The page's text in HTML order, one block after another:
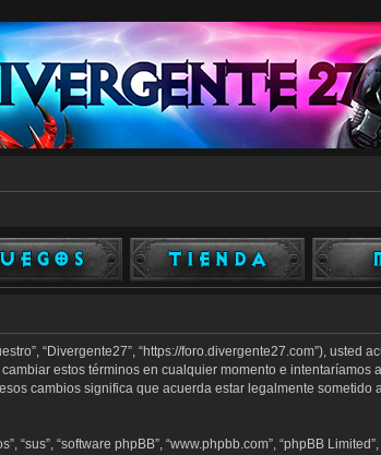
“Divergente27”, “https://foro.divergente27.com”),
estos términos en cualquier momento e
cambios significa que acuerda estar legalmente
“software phpBB”, “www.phpbb.com”, “phpBB